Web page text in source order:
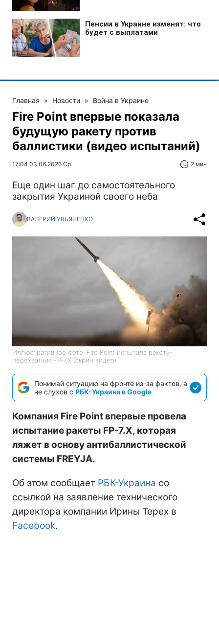
Главная » Новости » Война в Украине
Fire Point впервые показала
будущую ракету против
баллистики (видео испытаний)
17:04 03.06.2026 Ср 2 мин
Еще один шаг до самостоятельного
закрытия Украиной своего неба
ВАЛЕРИЙ УЛЬЯНЕНКО
Иллюстративное фото: Fire Point испытала ракету-
перехватчик FP-7.X (скрин видео)
Понимай ситуацию на фронте из-за фактов, а
не слухов с РБК-Украина в Google
Компания Fire Point впервые провела
испытание ракеты FP-7.X, которая
ляжет в основу антибаллистической
системы FREYJA.
Об этом сообщает РБК-Украина со
ссылкой на заявление технического
директора компании Ирины Терех в
Facebook.